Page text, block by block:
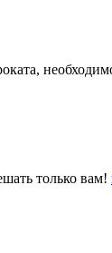
только вам!